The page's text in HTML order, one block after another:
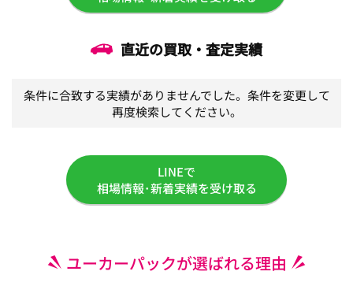
直近の買取・査定実績
条件に合致する実績がありませんでした。条件を変更して
再度検索してください。
LINEで
相場情報･新着実績を受け取る
ユーカーパックが選ばれる理由